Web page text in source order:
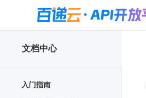
文档中心
入门指南